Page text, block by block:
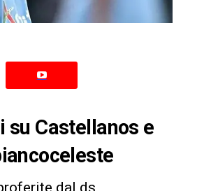
su Castellanos e
dal ds